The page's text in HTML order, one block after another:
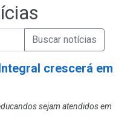
de Notícias
Enviar a Busca de Notícias
crescerá em
sejam atendidos em